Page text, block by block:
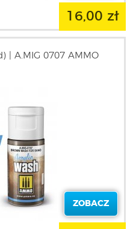
16,00 zł
| A.MIG 0707 AMMO
ZOBACZ